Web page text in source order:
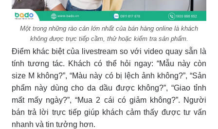
Một trong những rào cản lớn nhất của bán hàng online là khách
không được trực tiếp cầm, thử hoặc kiểm tra sản phẩm.
Điểm khác biệt của livestream so với video quay sẵn là
tính tương tác. Khách có thể hỏi ngay: “Mẫu này còn
size M không?”, “Màu này có bị lệch ảnh không?”, “Sản
phẩm này dùng cho da dầu được không?”, “Giao tỉnh
mất mấy ngày?”, “Mua 2 cái có giảm không?”. Người
bán trả lời trực tiếp giúp khách cảm thấy được tư vấn
nhanh và tin tưởng hơn.